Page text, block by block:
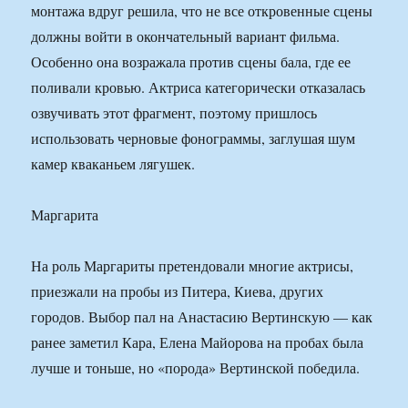
монтажа вдруг решила, что не все откровенные сцены
должны войти в окончательный вариант фильма.
Особенно она возражала против сцены бала, где ее
поливали кровью. Актриса категорически отказалась
озвучивать этот фрагмент, поэтому пришлось
использовать черновые фонограммы, заглушая шум
камер кваканьем лягушек.
Маргарита
На роль Маргариты претендовали многие актрисы,
приезжали на пробы из Питера, Киева, других
городов. Выбор пал на Анастасию Вертинскую — как
ранее заметил Кара, Елена Майорова на пробах была
лучше и тоньше, но «порода» Вертинской победила.